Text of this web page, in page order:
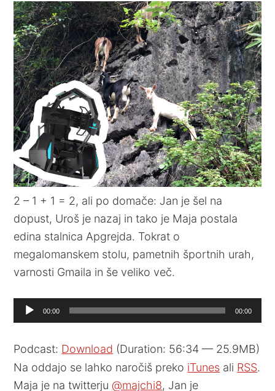
2 – 1 + 1 = 2, ali po domače: Jan je šel na
dopust, Uroš je nazaj in tako je Maja postala
edina stalnica Apgrejda. Tokrat o
megalomanskem stolu, pametnih športnih urah,
varnosti Gmaila in še veliko več.
Audio
Player
00:00 00:00
Podcast: Download (Duration: 56:34 — 25.9MB)
Na oddajo se lahko naročiš preko iTunes ali RSS.
Maja je na twitterju@majchi8, Jan je